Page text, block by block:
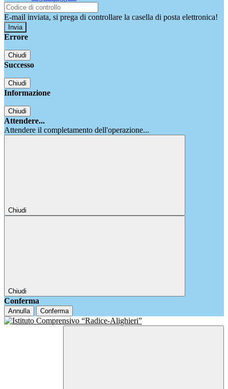
E-mail inviata, si prega di controllare la casella di posta elettronica!
Errore
Chiudi
Successo
Chiudi
Informazione
Chiudi
Attendere...
Attendere il completamento dell'operazione...
Chiudi
Chiudi
Conferma
Annulla Conferma